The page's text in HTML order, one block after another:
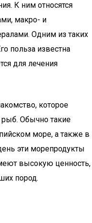
К ним относятся
макро- и
Одним из таких
польза известна
для лечения
которое
Обычно такие
море, а также в
эти морепродукты
высокую ценность,
пород.